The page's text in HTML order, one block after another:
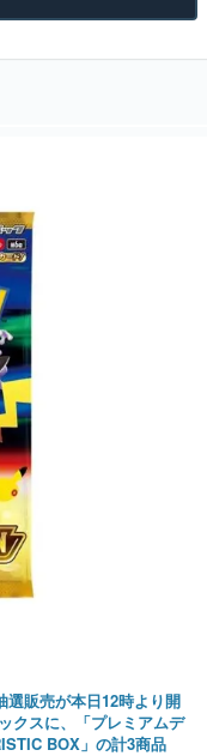
選販売が本日12時より開
クスに、「プレミアムデ
BOX」の計3商品